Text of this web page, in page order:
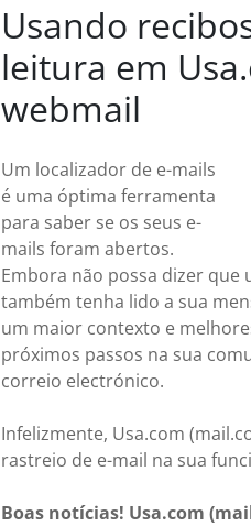
Usando
leitura em
webmail
Um localizador de e-mails
é uma óptima ferramenta
para saber se os seus e-
mails foram abertos.
Embora não possa dizer que
também tenha lido a sua
um maior contexto e
próximos passos na sua
correio electrónico.
Infelizmente, Usa.com
rastreio de e-mail na sua
Boas notícias! Usa.com